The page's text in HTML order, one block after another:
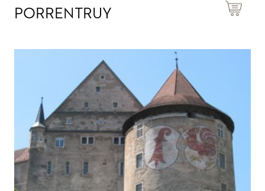
PORRENTRUY